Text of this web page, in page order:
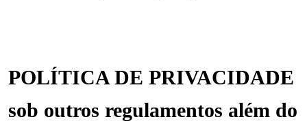
POLÍTICA DE PRIVACIDADE
sob outros regulamentos além do